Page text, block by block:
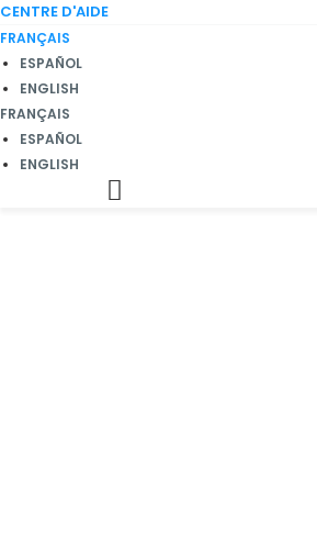
CENTRE D'AIDE
FRANÇAIS
ESPAÑOL
ENGLISH
FRANÇAIS
ESPAÑOL
ENGLISH